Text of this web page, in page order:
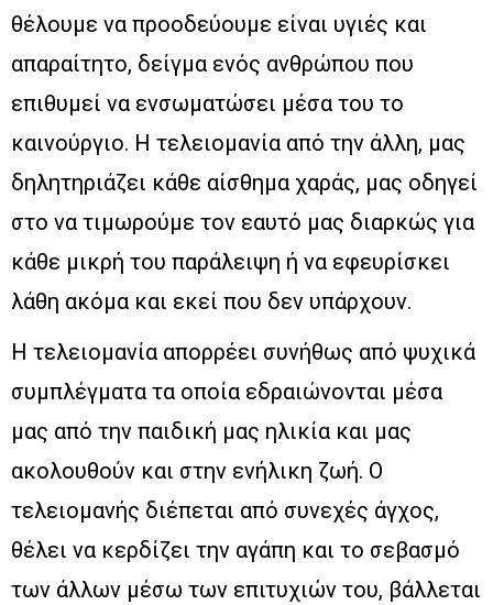
θέλουμε να προοδεύουμε είναι υγιές και
απαραίτητο, δείγμα ενός ανθρώπου που
επιθυμεί να ενσωματώσει μέσα του το
καινούργιο. Η τελειομανία από την άλλη, μας
δηλητηριάζει κάθε αίσθημα χαράς, μας οδηγεί
στο να τιμωρούμε τον εαυτό μας διαρκώς για
κάθε μικρή του παράλειψη ή να εφευρίσκει
λάθη ακόμα και εκεί που δεν υπάρχουν.
Η τελειομανία απορρέει συνήθως από ψυχικά
συμπλέγματα τα οποία εδραιώνονται μέσα
μας από την παιδική μας ηλικία και μας
ακολουθούν και στην ενήλικη ζωή. Ο
τελειομανής διέπεται από συνεχές άγχος,
θέλει να κερδίζει την αγάπη και το σεβασμό
των άλλων μέσω των επιτυχιών του, βάλλεται